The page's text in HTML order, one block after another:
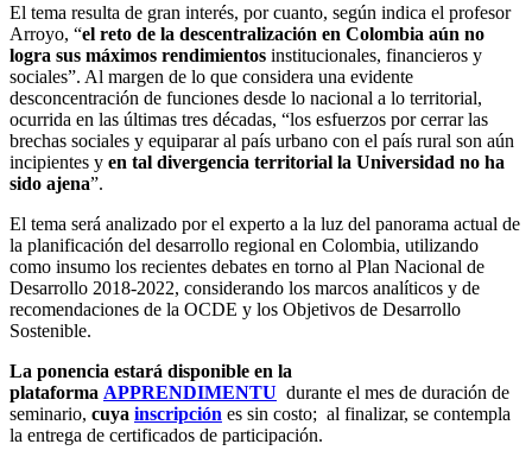
El tema resulta de gran interés, por cuanto, según indica el profesor
Arroyo, “el reto de la descentralización en Colombia aún no
logra sus máximos rendimientos institucionales, financieros y
sociales”. Al margen de lo que considera una evidente
desconcentración de funciones desde lo nacional a lo territorial,
ocurrida en las últimas tres décadas, “los esfuerzos por cerrar las
brechas sociales y equiparar al país urbano con el país rural son aún
incipientes y en tal divergencia territorial la Universidad no ha
sido ajena”.
El tema será analizado por el experto a la luz del panorama actual de
la planificación del desarrollo regional en Colombia, utilizando
como insumo los recientes debates en torno al Plan Nacional de
Desarrollo 2018-2022, considerando los marcos analíticos y de
recomendaciones de la OCDE y los Objetivos de Desarrollo
Sostenible.
La ponencia estará disponible en la
plataforma APPRENDIMENTU durante el mes de duración de
seminario, cuya inscripción es sin costo; al finalizar, se contempla
la entrega de certificados de participación.